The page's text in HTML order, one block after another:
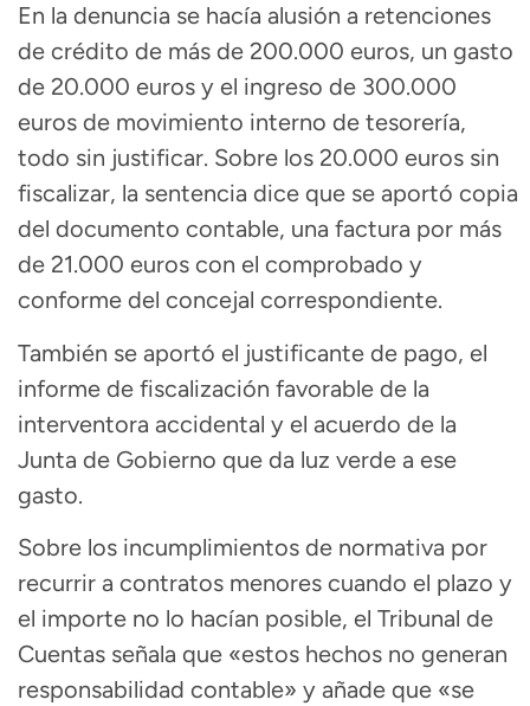
En la denuncia se hacía alusión a retenciones
de crédito de más de 200.000 euros, un gasto
de 20.000 euros y el ingreso de 300.000
euros de movimiento interno de tesorería,
todo sin justificar. Sobre los 20.000 euros sin
fiscalizar, la sentencia dice que se aportó copia
del documento contable, una factura por más
de 21.000 euros con el comprobado y
conforme del concejal correspondiente.
También se aportó el justificante de pago, el
informe de fiscalización favorable de la
interventora accidental y el acuerdo de la
Junta de Gobierno que da luz verde a ese
gasto.
Sobre los incumplimientos de normativa por
recurrir a contratos menores cuando el plazo y
el importe no lo hacían posible, el Tribunal de
Cuentas señala que «estos hechos no generan
responsabilidad contable» y añade que «se